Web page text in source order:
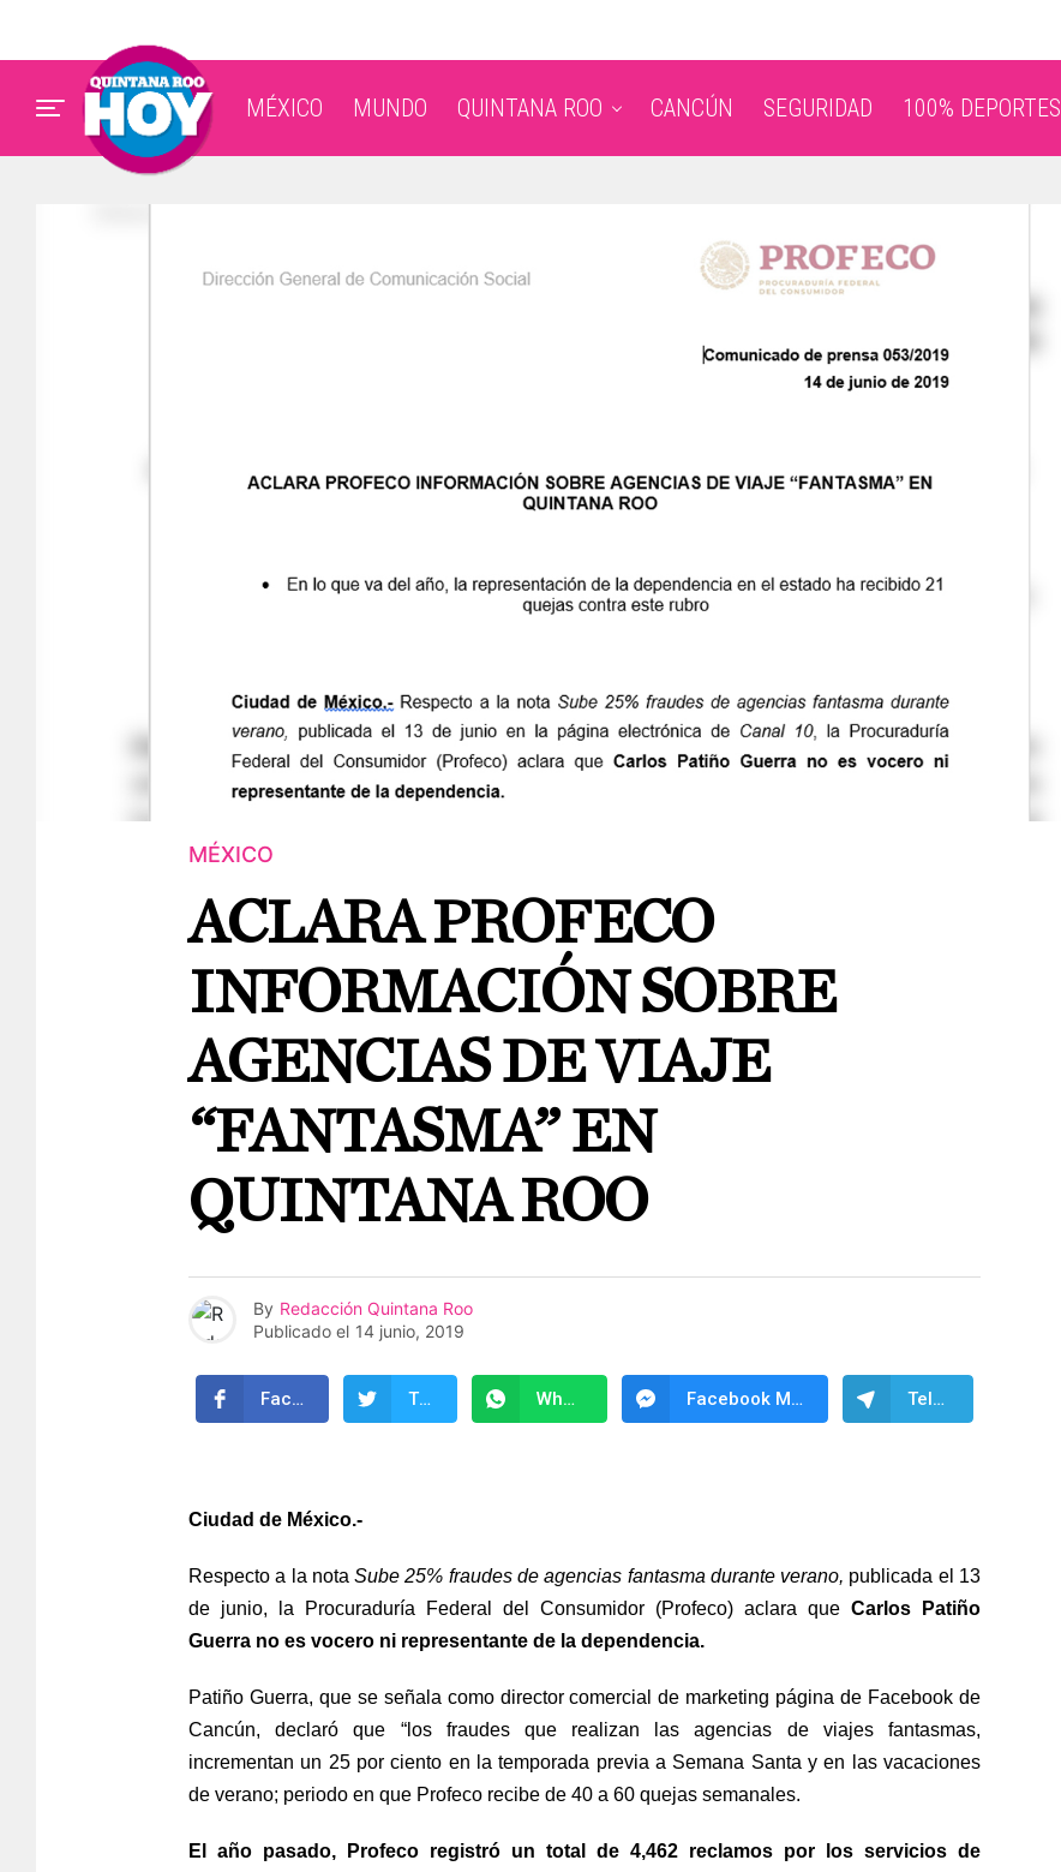
MÉXICO MUNDO QUINTANA ROO CANCÚN SEGURIDAD 100% DEPORTES
MÉXICO
ACLARA PROFECO
INFORMACIÓN SOBRE
AGENCIAS DE VIAJE
“FANTASMA” EN
QUINTANA ROO
By Redacción Quintana Roo
Publicado el 14 junio, 2019
Facebook Twitter WhatsApp Facebook Messenger Telegram
Ciudad de México.-
Respecto a la notaSube 25% fraudes de agencias fantasma durante verano, publicada el 13
de junio, la Procuraduría Federal del Consumidor (Profeco) aclara que Carlos Patiño
Guerra no es vocero ni representante de la dependencia.
Patiño Guerra, que se señala como director comercial de marketing página de Facebook de
Cancún, declaró que “los fraudes que realizan las agencias de viajes fantasmas,
incrementan un 25 por ciento en la temporada previa a Semana Santa y en las vacaciones
de verano; periodo en que Profeco recibe de 40 a 60 quejas semanales.
El año pasado, Profeco registró un total de 4,462 reclamos por los servicios de